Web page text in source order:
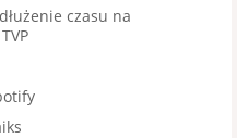
czasu na